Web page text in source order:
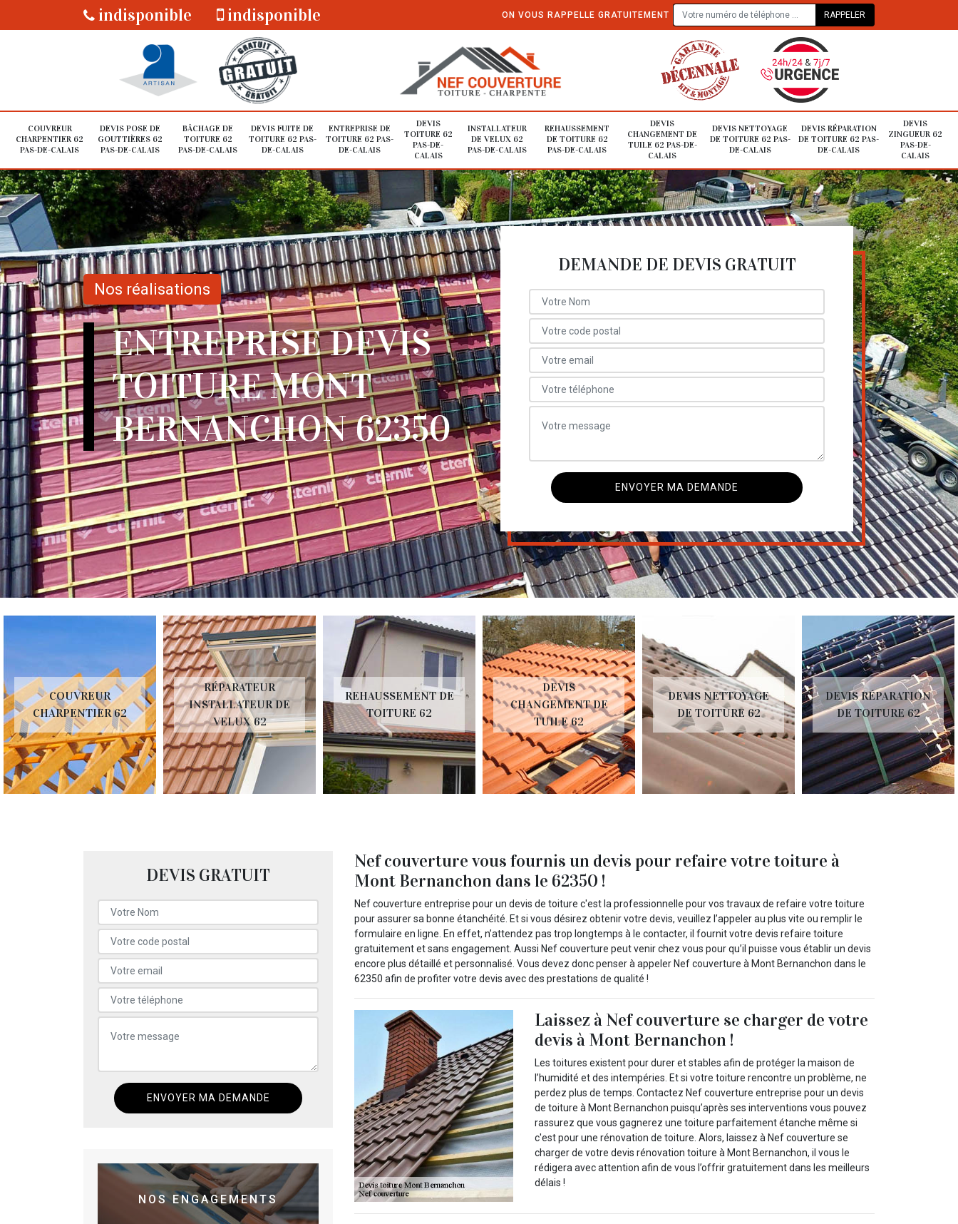
indisponible indisponible ON VOUS RAPPELLE GRATUITEMENT
COUVREUR
CHARPENTIER 62
PAS-DE-CALAIS
DEVIS POSE DE
GOUTTIÈRES 62
PAS-DE-CALAIS
BÂCHAGE DE
TOITURE 62
PAS-DE-CALAIS
DEVIS FUITE DE
TOITURE 62 PAS-
DE-CALAIS
ENTREPRISE DE
TOITURE 62 PAS-
DE-CALAIS
DEVIS
TOITURE 62
PAS-DE-
CALAIS
INSTALLATEUR
DE VELUX 62
PAS-DE-CALAIS
REHAUSSEMENT
DE TOITURE 62
PAS-DE-CALAIS
DEVIS
CHANGEMENT DE
TUILE 62 PAS-DE-
CALAIS
DEVIS NETTOYAGE
DE TOITURE 62 PAS-
DE-CALAIS
DEVIS RÉPARATION
DE TOITURE 62 PAS-
DE-CALAIS
DEVIS
ZINGUEUR 62
PAS-DE-
CALAIS
Nos réalisations
ENTREPRISE DEVIS
TOITURE MONT
BERNANCHON 62350
DEMANDE DE DEVIS GRATUIT
COUVREUR
CHARPENTIER 62
RÉPARATEUR
INSTALLATEUR DE
VELUX 62
REHAUSSEMENT DE
TOITURE 62
DEVIS
CHANGEMENT DE
TUILE 62
DEVIS NETTOYAGE
DE TOITURE 62
DEVIS RÉPARATION
DE TOITURE 62
DEVIS GRATUIT
NOS ENGAGEMENTS
Nef couverture vous fournis un devis pour refaire votre toiture à
Mont Bernanchon dans le 62350 !
Nef couverture entreprise pour un devis de toiture c'est la professionnelle pour vos travaux de refaire votre toiture
pour assurer sa bonne étanchéité. Et si vous désirez obtenir votre devis, veuillez l’appeler au plus vite ou remplir le
formulaire en ligne. En effet, n’attendez pas trop longtemps à le contacter, il fournit votre devis refaire toiture
gratuitement et sans engagement. Aussi Nef couverture peut venir chez vous pour qu’il puisse vous établir un devis
encore plus détaillé et personnalisé. Vous devez donc penser à appeler Nef couverture à Mont Bernanchon dans le
62350 afin de profiter votre devis avec des prestations de qualité !
Laissez à Nef couverture se charger de votre
devis à Mont Bernanchon !
Les toitures existent pour durer et stables afin de protéger la maison de
l’humidité et des intempéries. Et si votre toiture rencontre un problème, ne
perdez plus de temps. Contactez Nef couverture entreprise pour un devis
de toiture à Mont Bernanchon puisqu’après ses interventions vous pouvez
rassurez que vous gagnerez une toiture parfaitement étanche même si
c'est pour une rénovation de toiture. Alors, laissez à Nef couverture se
charger de votre devis rénovation toiture à Mont Bernanchon, il vous le
rédigera avec attention afin de vous l’offrir gratuitement dans les meilleurs
délais !